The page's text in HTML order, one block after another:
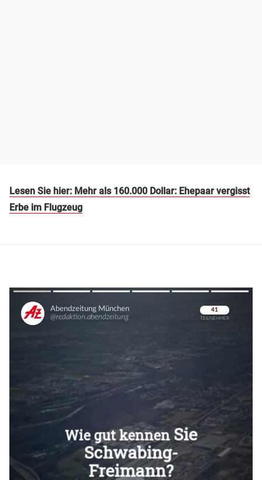
Lesen Sie hier: Mehr als 160.000 Dollar: Ehepaar vergisst
Erbe im Flugzeug
Überspringen
Überspringen